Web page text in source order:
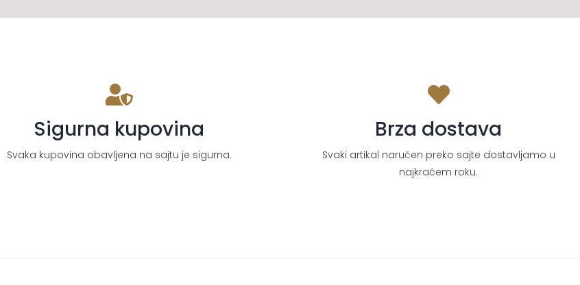
Sigurna kupovina
Svaka kupovina obavljena na sajtu je sigurna.
Brza dostava
Svaki artikal naručen preko sajte dostavljamo u
najkraćem roku.